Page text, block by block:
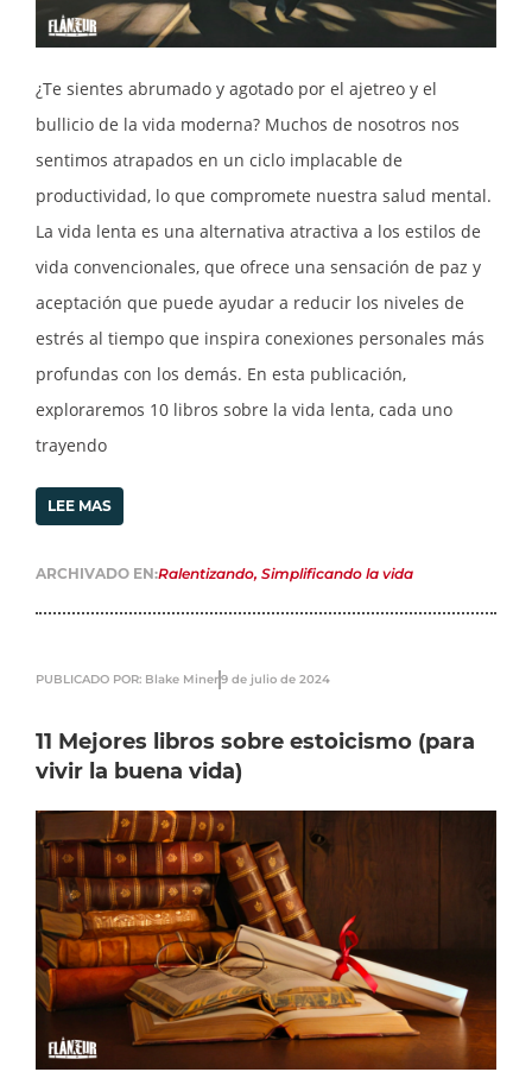
¿Te sientes abrumado y agotado por el ajetreo y el
bullicio de la vida moderna? Muchos de nosotros nos
sentimos atrapados en un ciclo implacable de
productividad, lo que compromete nuestra salud mental.
La vida lenta es una alternativa atractiva a los estilos de
vida convencionales, que ofrece una sensación de paz y
aceptación que puede ayudar a reducir los niveles de
estrés al tiempo que inspira conexiones personales más
profundas con los demás. En esta publicación,
exploraremos 10 libros sobre la vida lenta, cada uno
trayendo
LEE MAS
ARCHIVADO EN:Ralentizando, Simplificando la vida
PUBLICADO POR: Blake Miner9 de julio de 2024
11 Mejores libros sobre estoicismo (para
vivir la buena vida)